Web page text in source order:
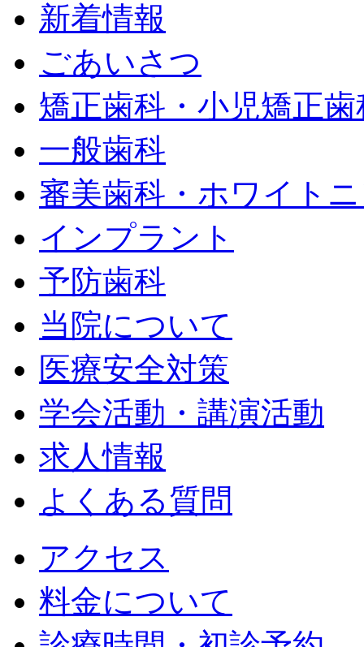
新着情報
ごあいさつ
矯正歯科・小児矯正歯
一般歯科
審美歯科・ホワイト
インプラント
予防歯科
当院について
医療安全対策
学会活動・講演活動
求人情報
よくある質問
アクセス
料金について